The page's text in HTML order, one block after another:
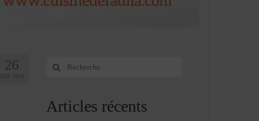
26
SEP 2013
Rechercher
Articles récents